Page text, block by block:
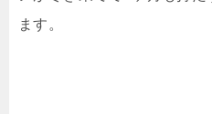
ます。